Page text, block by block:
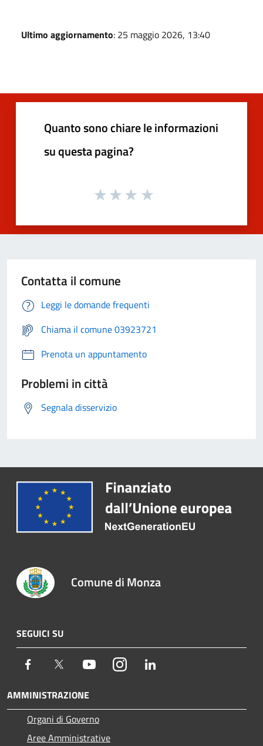
Ultimo aggiornamento: 25 maggio 2026, 13:40
Quanto sono chiare le informazioni
su questa pagina?
Contatta il comune
Leggi le domande frequenti
Chiama il comune 03923721
Prenota un appuntamento
Problemi in città
Segnala disservizio
Comune di Monza
SEGUICI SU
Facebook Twitter YoutubeInstagram
AMMINISTRAZIONE
Organi di Governo
Aree Amministrative